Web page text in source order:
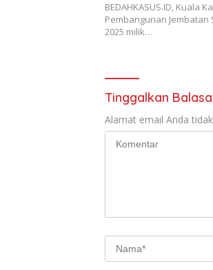
BEDAHKASUS.ID, Kuala
Pembangunan Jembatan
2025 milik…
Tinggalkan
Alamat email Anda